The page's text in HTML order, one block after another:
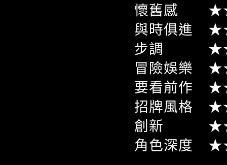
懷舊感
與時俱
步調
冒險娛
要看前
招牌風
創新
角色深